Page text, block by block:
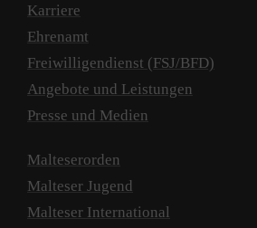
Karriere
Ehrenamt
Freiwilligendienst (FSJ/BFD)
Angebote und Leistungen
Presse und Medien
Malteserorden
Malteser Jugend
Malteser International